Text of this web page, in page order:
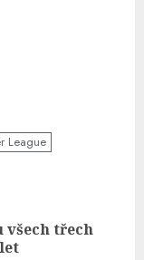
League
třech